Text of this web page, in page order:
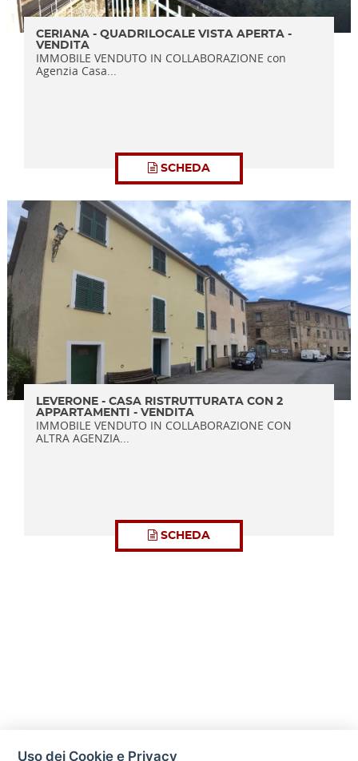
CERIANA - QUADRILOCALE VISTA APERTA -
VENDITA
IMMOBILE VENDUTO IN COLLABORAZIONE con
Agenzia Casa...
SCHEDA
LEVERONE - CASA RISTRUTTURATA CON 2
APPARTAMENTI - VENDITA
IMMOBILE VENDUTO IN COLLABORAZIONE CON
ALTRA AGENZIA...
SCHEDA
Uso dei Cookie e Privacy